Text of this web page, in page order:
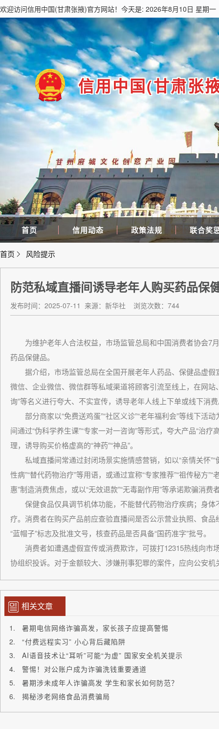
欢迎访问信用中国(甘肃张掖)官方网站！今天是: 2026年8月10日 星期一
信用中国(甘肃张
首页 信用动态 政策法规 联合奖
首页 风险提示
防范私域直播间诱导老年人购买药品保
发布时间：2025-07-11 来源：新华社 浏览次数：744
为维护老年人合法权益，市场监管总局和中国消费者协会7
药品保健品。
据介绍，市场监管总局在全国开展老年人药品、保健品虚假
微信、企业微信、微信群等私域渠道将顾客引流至线上，在网
询”等名义进行夸大、不实宣传，诱导老年人线上下单或线下消
部分商家以“免费送鸡蛋”“社区义诊”“老年福利会”等线下活
间通过“伪科学养生课”“专家一对一咨询”等形式，夸大产品“治
理，诱导购买价格虚高的“神药”“神品”。
私域直播间常通过封闭场景实施情感营销，如以“亲情关怀”“
性病”“替代药物治疗”等用语，或通过宣称“专家推荐”“祖传秘方
惠”制造消费焦虑，或以“无效退款”“无毒副作用”等承诺欺骗消费
保健食品仅具调节机体功能，不能替代药物治疗疾病；身体
疗。消费者在购买产品前应查验直播间是否公示营业执照、食
“蓝帽子”标志及批准文号，核查药品是否具备“国药准字”批号。
消费者如遭遇虚假宣传或消费欺诈，可拨打12315热线向市
协组织投诉。对于金额较大、涉嫌刑事犯罪的案件，应向公安
相关文章
暑期电信网络诈骗高发，家长孩子应提高警惕
“付费远程实习” 小心背后藏陷阱
AI语音技术让“耳听”可能“为虚” 国家安全机关提示
警惕！对公账户成为诈骗洗钱重要通道
暑期涉未成年人诈骗高发 学生和家长如何防范？
揭秘涉老网络食品消费骗局